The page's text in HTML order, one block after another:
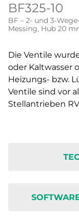
BF325-10
BF – 2- und 3-
Messing, Hub 20
Die Ventile
oder Kaltwasser
Heizungs- bzw.
Ventile sind vor
Stellantrieben